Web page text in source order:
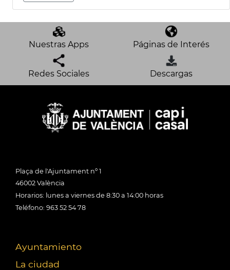
Nuestras Apps Páginas de Interés
Redes Sociales Descargas
Plaça de l'Ajuntament nº 1
46002 València
Horarios: lunes a viernes de 8:30 a 14:00 horas
Teléfono: 963 52 54 78
Ayuntamiento
La ciudad